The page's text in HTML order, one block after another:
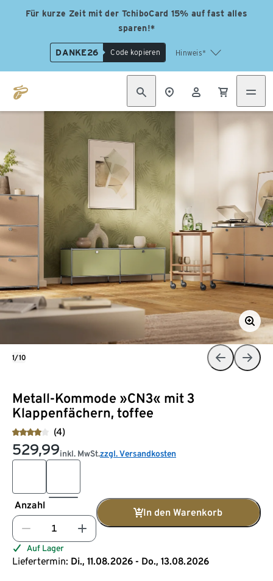
Für kurze Zeit mit der TchiboCard 15% auf fast alles
sparen!*
DANKE26 Code kopieren Hinweis*
Metall-Kommode »CN3« mit 3
Klappenfächern, toffee
(4)
529,99inkl. MwSt.zzgl. Versandkosten
Anzahl
In den Warenkorb
Auf Lager
Liefertermin: Di., 11.08.2026 - Do., 13.08.2026
1/10